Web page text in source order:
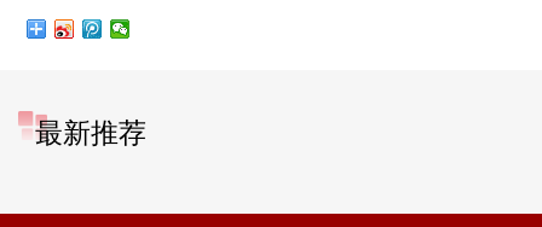
最新推荐